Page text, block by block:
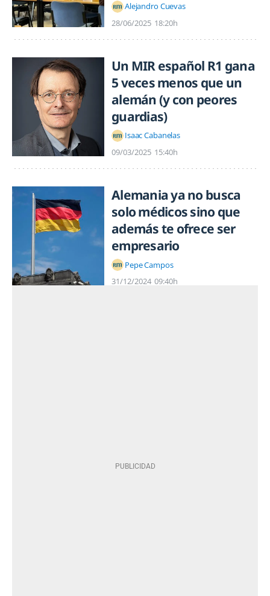
Alejandro Cuevas
28/06/2025 18:20h
Un MIR español R1 gana
5 veces menos que un
alemán (y con peores
guardias)
Isaac Cabanelas
09/03/2025 15:40h
Alemania ya no busca
solo médicos sino que
además te ofrece ser
empresario
Pepe Campos
31/12/2024 09:40h